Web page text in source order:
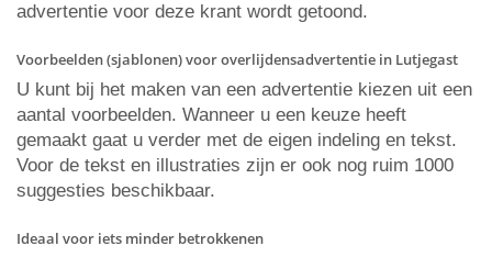
advertentie voor deze krant wordt getoond.
Voorbeelden (sjablonen) voor overlijdensadvertentie in Lutjegast
U kunt bij het maken van een advertentie kiezen uit een
aantal voorbeelden. Wanneer u een keuze heeft
gemaakt gaat u verder met de eigen indeling en tekst.
Voor de tekst en illustraties zijn er ook nog ruim 1000
suggesties beschikbaar.
Ideaal voor iets minder betrokkenen